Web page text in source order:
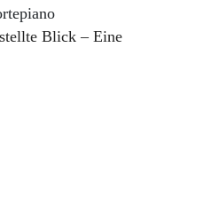
Blick – Eine